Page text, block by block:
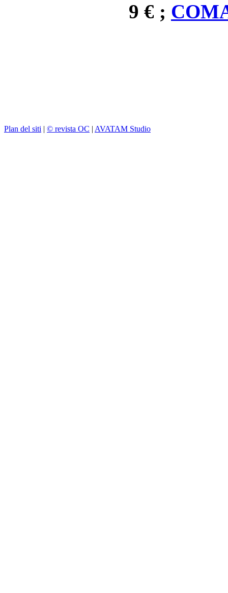
9 € ;
Plan del siti | © revista OC | AVATAM Studio